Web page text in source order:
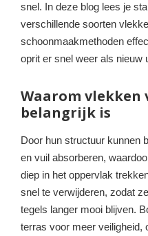
snel. In deze blog lees je
verschillende soorten
schoonmaakmethoden
oprit er snel weer als nieuw
Waarom vlekken
belangrijk is
Door hun structuur kunnen
en vuil absorberen,
diep in het oppervlak
snel te verwijderen, zodat
tegels langer mooi blijven.
terras voor meer veiligheid,